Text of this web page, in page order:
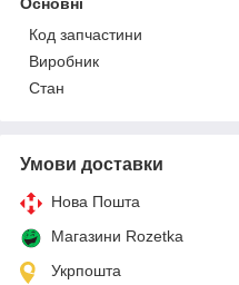
Код запчастини
Виробник
Стан
Умови доставки
Нова Пошта
Магазини Rozetka
Укрпошта